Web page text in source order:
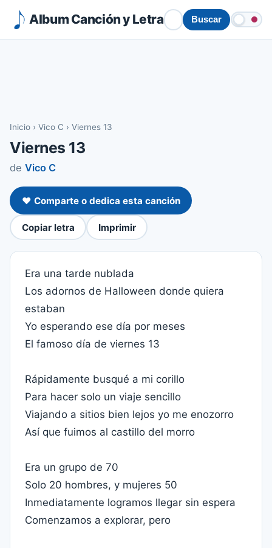
Album Canción y Letra Buscar
Inicio › Vico C › Viernes 13
Viernes 13
de Vico C
❤️ Comparte o dedica esta canción
Copiar letra Imprimir
Era una tarde nublada
Los adornos de Halloween donde quiera
estaban
Yo esperando ese día por meses
El famoso día de viernes 13
Rápidamente busqué a mi corillo
Para hacer solo un viaje sencillo
Viajando a sitios bien lejos yo me enozorro
Así que fuimos al castillo del morro
Era un grupo de 70
Solo 20 hombres, y mujeres 50
Inmediatamente logramos llegar sin espera
Comenzamos a explorar, pero